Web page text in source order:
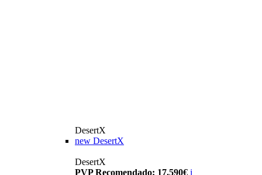
DesertX
new DesertX
DesertX
PVP Recomendado: 17.590€ i